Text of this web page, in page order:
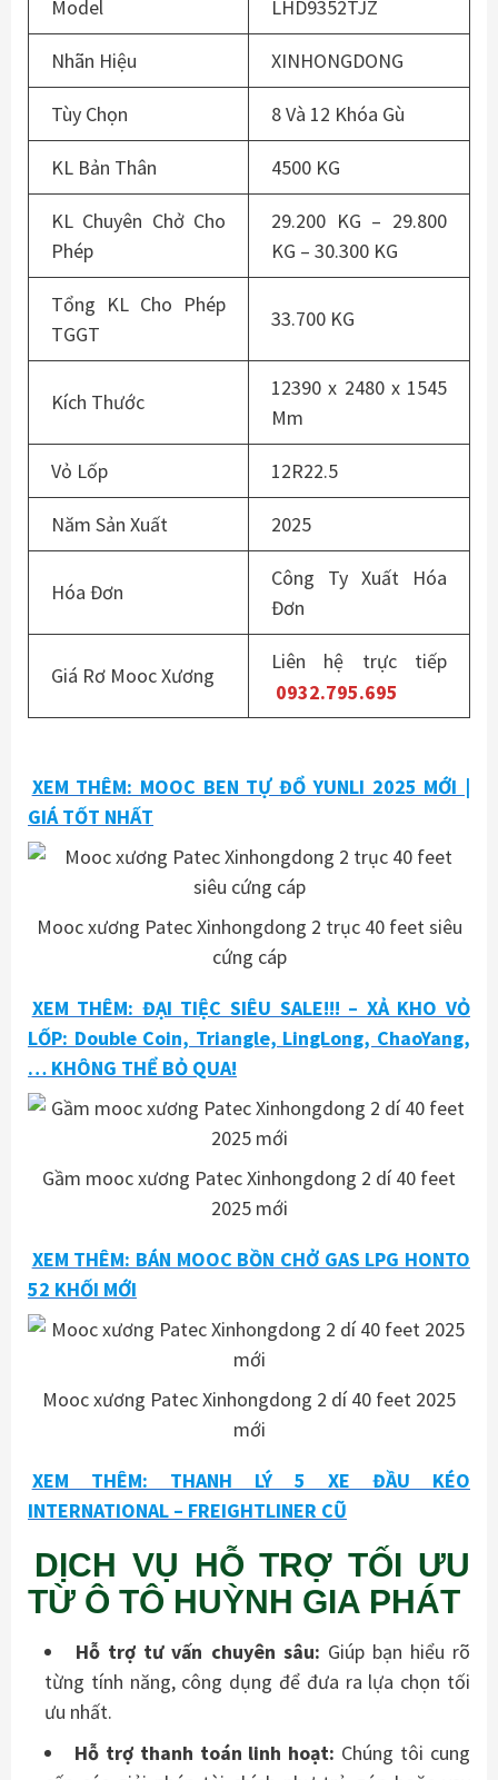
Model LHD9352TJZ
Nhãn Hiệu XINHONGDONG
Tùy Chọn 8 Và 12 Khóa Gù
KL Bản Thân 4500 KG
KL Chuyên Chở Cho
Phép
29.200 KG – 29.800
KG – 30.300 KG
Tổng KL Cho Phép
TGGT
33.700 KG
Kích Thước
12390 x 2480 x 1545
Mm
Vỏ Lốp 12R22.5
Năm Sản Xuất 2025
Hóa Đơn
Công Ty Xuất Hóa
Đơn
Giá Rơ Mooc Xương
Liên hệ trực tiếp
0932.795.695
XEM THÊM: MOOC BEN TỰ ĐỔ YUNLI 2025 MỚI |
GIÁ TỐT NHẤT
Mooc xương Patec Xinhongdong 2 trục 40 feet siêu
cứng cáp
XEM THÊM: ĐẠI TIỆC SIÊU SALE!!! – XẢ KHO VỎ
LỐP: Double Coin, Triangle, LingLong, ChaoYang,
… KHÔNG THỂ BỎ QUA!
Gầm mooc xương Patec Xinhongdong 2 dí 40 feet
2025 mới
XEM THÊM: BÁN MOOC BỒN CHỞ GAS LPG HONTO
52 KHỐI MỚI
Mooc xương Patec Xinhongdong 2 dí 40 feet 2025
mới
XEM THÊM: THANH LÝ 5 XE ĐẦU KÉO
INTERNATIONAL – FREIGHTLINER CŨ
DỊCH VỤ HỖ TRỢ TỐI ƯU
TỪ Ô TÔ HUỲNH GIA PHÁT
Hỗ trợ tư vấn chuyên sâu: Giúp bạn hiểu rõ
từng tính năng, công dụng để đưa ra lựa chọn tối
ưu nhất.
Hỗ trợ thanh toán linh hoạt: Chúng tôi cung